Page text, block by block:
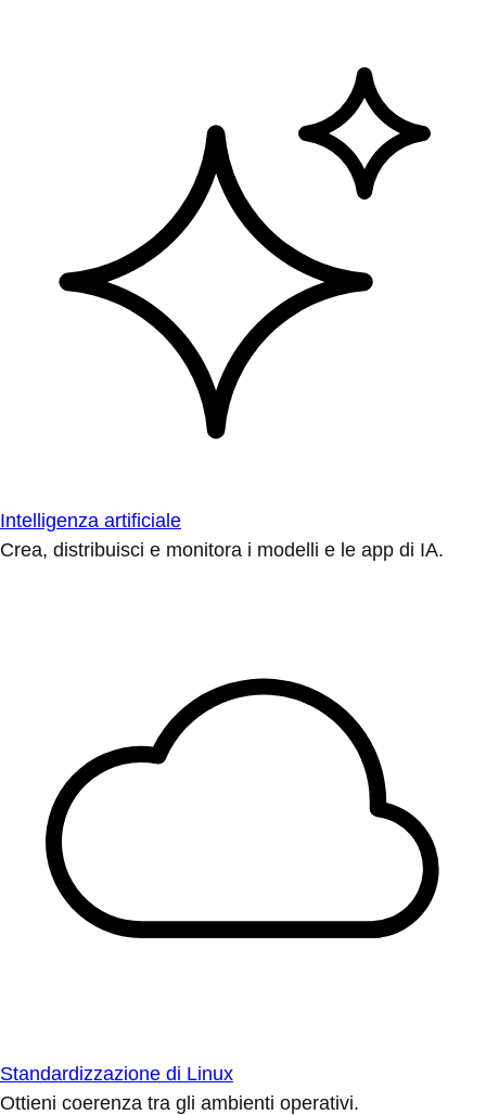
Intelligenza artificiale
Crea, distribuisci e monitora i modelli e le app di IA.
Standardizzazione di Linux
Ottieni coerenza tra gli ambienti operativi.